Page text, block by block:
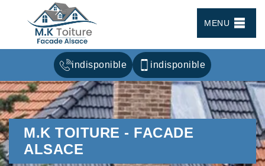
MENU
indisponible indisponible
M.K TOITURE - FACADE
ALSACE